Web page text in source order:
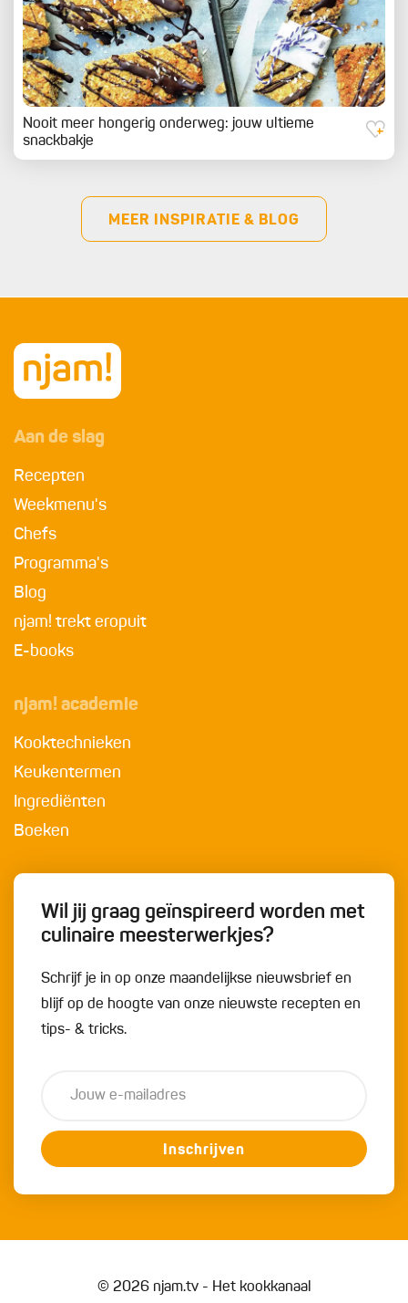
Nooit meer hongerig onderweg: jouw ultieme
snackbakje
MEER INSPIRATIE & BLOG
Aan de slag
Recepten
Weekmenu's
Chefs
Programma's
Blog
njam! trekt eropuit
E-books
njam! academie
Kooktechnieken
Keukentermen
Ingrediënten
Boeken
Wil jij graag geïnspireerd worden met
culinaire meesterwerkjes?
Schrijf je in op onze maandelijkse nieuwsbrief en
blijf op de hoogte van onze nieuwste recepten en
tips- & tricks.
Inschrijven
© 2026 njam.tv - Het kookkanaal